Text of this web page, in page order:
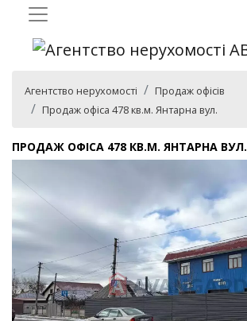
Агентство нерухомості
Продаж офісів
Продаж офіса 478 кв.м. Янтарна вул.
ПРОДАЖ ОФІСА 478 КВ.М. ЯНТАРНА ВУЛ.